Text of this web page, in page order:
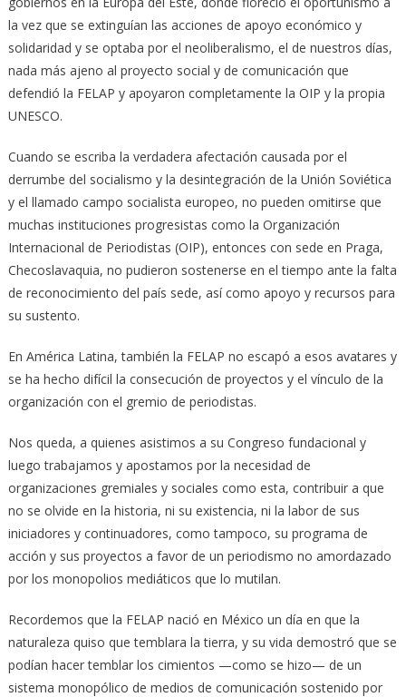
la vez que se extinguían las acciones de apoyo económico y
solidaridad y se optaba por el neoliberalismo, el de nuestros días,
nada más ajeno al proyecto social y de comunicación que
defendió la FELAP y apoyaron completamente la OIP y la propia
UNESCO.
Cuando se escriba la verdadera afectación causada por el
derrumbe del socialismo y la desintegración de la Unión Soviética
y el llamado campo socialista europeo, no pueden omitirse que
muchas instituciones progresistas como la Organización
Internacional de Periodistas (OIP), entonces con sede en Praga,
Checoslavaquia, no pudieron sostenerse en el tiempo ante la falta
de reconocimiento del país sede, así como apoyo y recursos para
su sustento.
En América Latina, también la FELAP no escapó a esos avatares y
se ha hecho difícil la consecución de proyectos y el vínculo de la
organización con el gremio de periodistas.
Nos queda, a quienes asistimos a su Congreso fundacional y
luego trabajamos y apostamos por la necesidad de
organizaciones gremiales y sociales como esta, contribuir a que
no se olvide en la historia, ni su existencia, ni la labor de sus
iniciadores y continuadores, como tampoco, su programa de
acción y sus proyectos a favor de un periodismo no amordazado
por los monopolios mediáticos que lo mutilan.
Recordemos que la FELAP nació en México un día en que la
naturaleza quiso que temblara la tierra, y su vida demostró que se
podían hacer temblar los cimientos —como se hizo— de un
sistema monopólico de medios de comunicación sostenido por